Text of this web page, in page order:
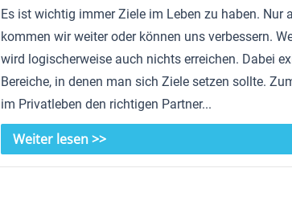
Es ist wichtig immer Ziele im Leben zu haben. Nur
kommen wir weiter oder können uns verbessern.
wird logischerweise auch nichts erreichen. Dabei
Bereiche, in denen man sich Ziele setzen sollte.
im Privatleben den richtigen Partner...
Weiter lesen >>